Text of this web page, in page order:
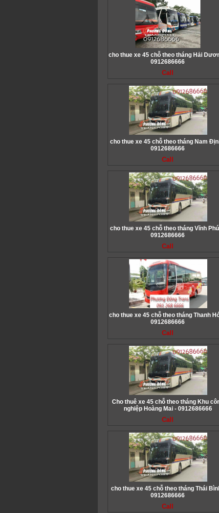
cho thue xe 45 chỗ theo tháng Hải
0912686666
Call
cho thue xe 45 chỗ theo tháng Nam
0912686666
Call
cho thue xe 45 chỗ theo tháng Vĩnh
0912686666
Call
cho thue xe 45 chỗ theo tháng Thanh
0912686666
Call
Cho thuê xe 45 chỗ theo tháng Khu
nghiệp Hoàng Mai - 0912686666
Call
cho thue xe 45 chỗ theo tháng Thái
0912686666
Call